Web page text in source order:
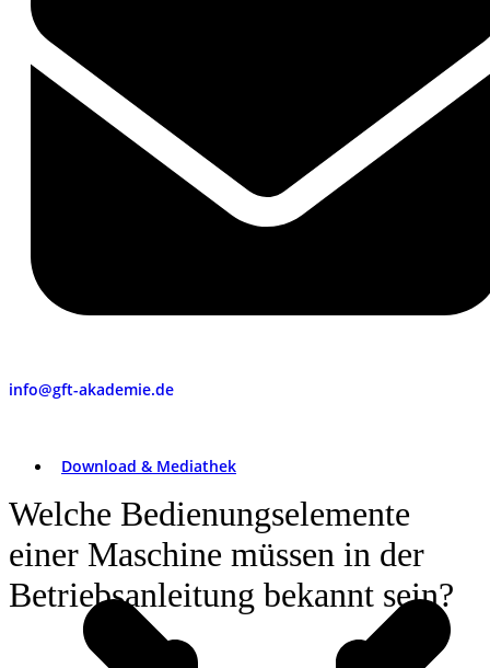
info@gft-akademie.de
Download & Mediathek
Welche Bedienungselemente
einer Maschine müssen in der
Betriebsanleitung bekannt sein?